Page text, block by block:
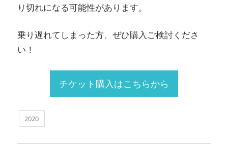
り切れになる可能性があります。
乗り遅れてしまった方、ぜひ購入ご検討くださ
い！
チケット購入はこちらから
2020